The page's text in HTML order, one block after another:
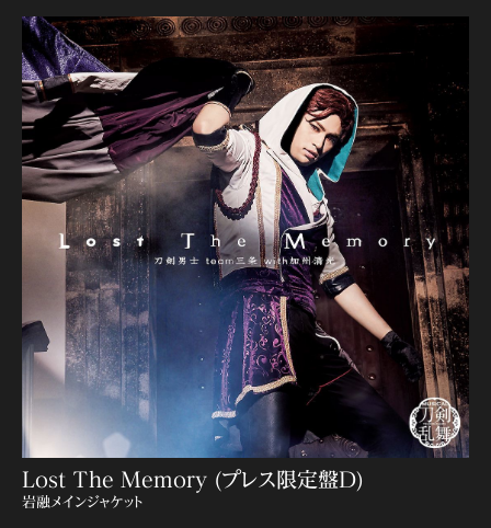
Lost The Memory (プレス限定盤D)
岩融メインジャケット